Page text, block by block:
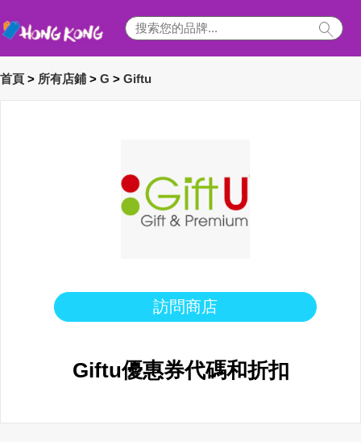
首頁 > 所有店鋪 > G > Giftu
訪問商店
Giftu優惠券代碼和折扣